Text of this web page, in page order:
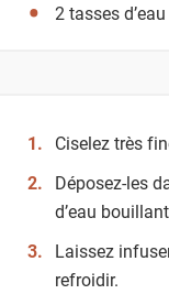
2 tasses
Ciselez très
Déposez-les
d’eau
Laissez
refroidir.